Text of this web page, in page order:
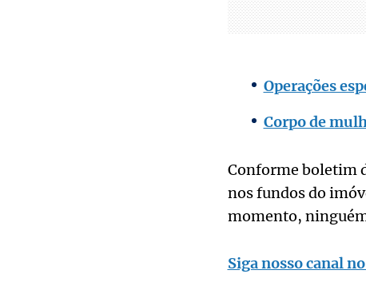
Operações
Corpo de
Conforme boletim
nos fundos do
momento,
Siga nosso canal